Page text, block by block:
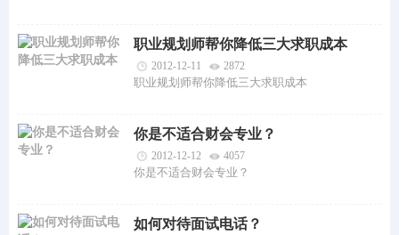
职业规划师帮你降低三大求职成本
2012-12-11 2872
职业规划师帮你降低三大求职成本
你是不适合财会专业？
2012-12-12 4057
你是不适合财会专业？
如何对待面试电话？